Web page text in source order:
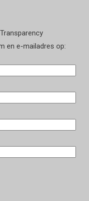
en e-mailadres op: